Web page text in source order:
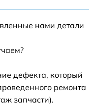
нами детали
дефекта, который
ремонта
запчасти).